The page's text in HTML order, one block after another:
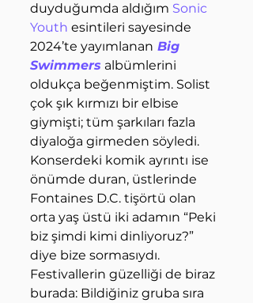
duyduğumda aldığım Sonic
Youth esintileri sayesinde
2024’te yayımlanan Big
Swimmers albümlerini
oldukça beğenmiştim. Solist
çok şık kırmızı bir elbise
giymişti; tüm şarkıları fazla
diyaloğa girmeden söyledi.
Konserdeki komik ayrıntı ise
önümde duran, üstlerinde
Fontaines D.C. tişörtü olan
orta yaş üstü iki adamın “Peki
biz şimdi kimi dinliyoruz?”
diye bize sormasıydı.
Festivallerin güzelliği de biraz
burada: Bildiğiniz gruba sıra